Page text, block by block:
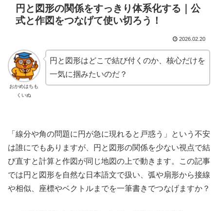
円と図形の関係をすっきり体系化する｜公
式と作図をつなげて使い切ろう！
2026.02.20
おかめはちも
くいぬ
円と図形はどこで結び付くのか、核心だけを
一気に掴みたいのだ？
「線分や角の問題に円が急に現れると戸惑う」という不安
は誰にでもありますが、円と図形の関係を少ない視点で結
び直すと計算と作図が同じ地図の上で動きます。この記事
では円と図形を自然な日本語文で扱い、弧や扇形から接線
や相似、座標やベクトルまでを一筆書きでつなげますか？